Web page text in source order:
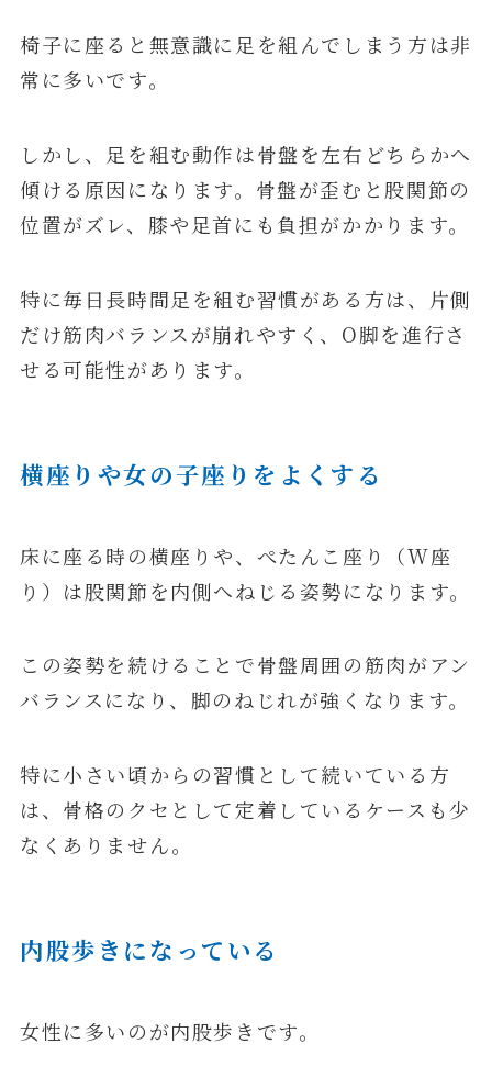
椅子に座ると無意識に足を組んでしまう方は非
常に多いです。
しかし、足を組む動作は骨盤を左右どちらかへ
傾ける原因になります。骨盤が歪むと股関節の
位置がズレ、膝や足首にも負担がかかります。
特に毎日長時間足を組む習慣がある方は、片側
だけ筋肉バランスが崩れやすく、O脚を進行さ
せる可能性があります。
横座りや女の子座りをよくする
床に座る時の横座りや、ぺたんこ座り（W座
り）は股関節を内側へねじる姿勢になります。
この姿勢を続けることで骨盤周囲の筋肉がアン
バランスになり、脚のねじれが強くなります。
特に小さい頃からの習慣として続いている方
は、骨格のクセとして定着しているケースも少
なくありません。
内股歩きになっている
女性に多いのが内股歩きです。